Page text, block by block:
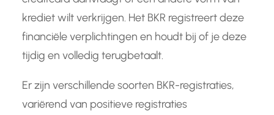
krediet wilt verkrijgen. Het BKR registreert deze
financiële verplichtingen en houdt bij of je deze
tijdig en volledig terugbetaalt.
Er zijn verschillende soorten BKR-registraties,
variërend van positieve registraties